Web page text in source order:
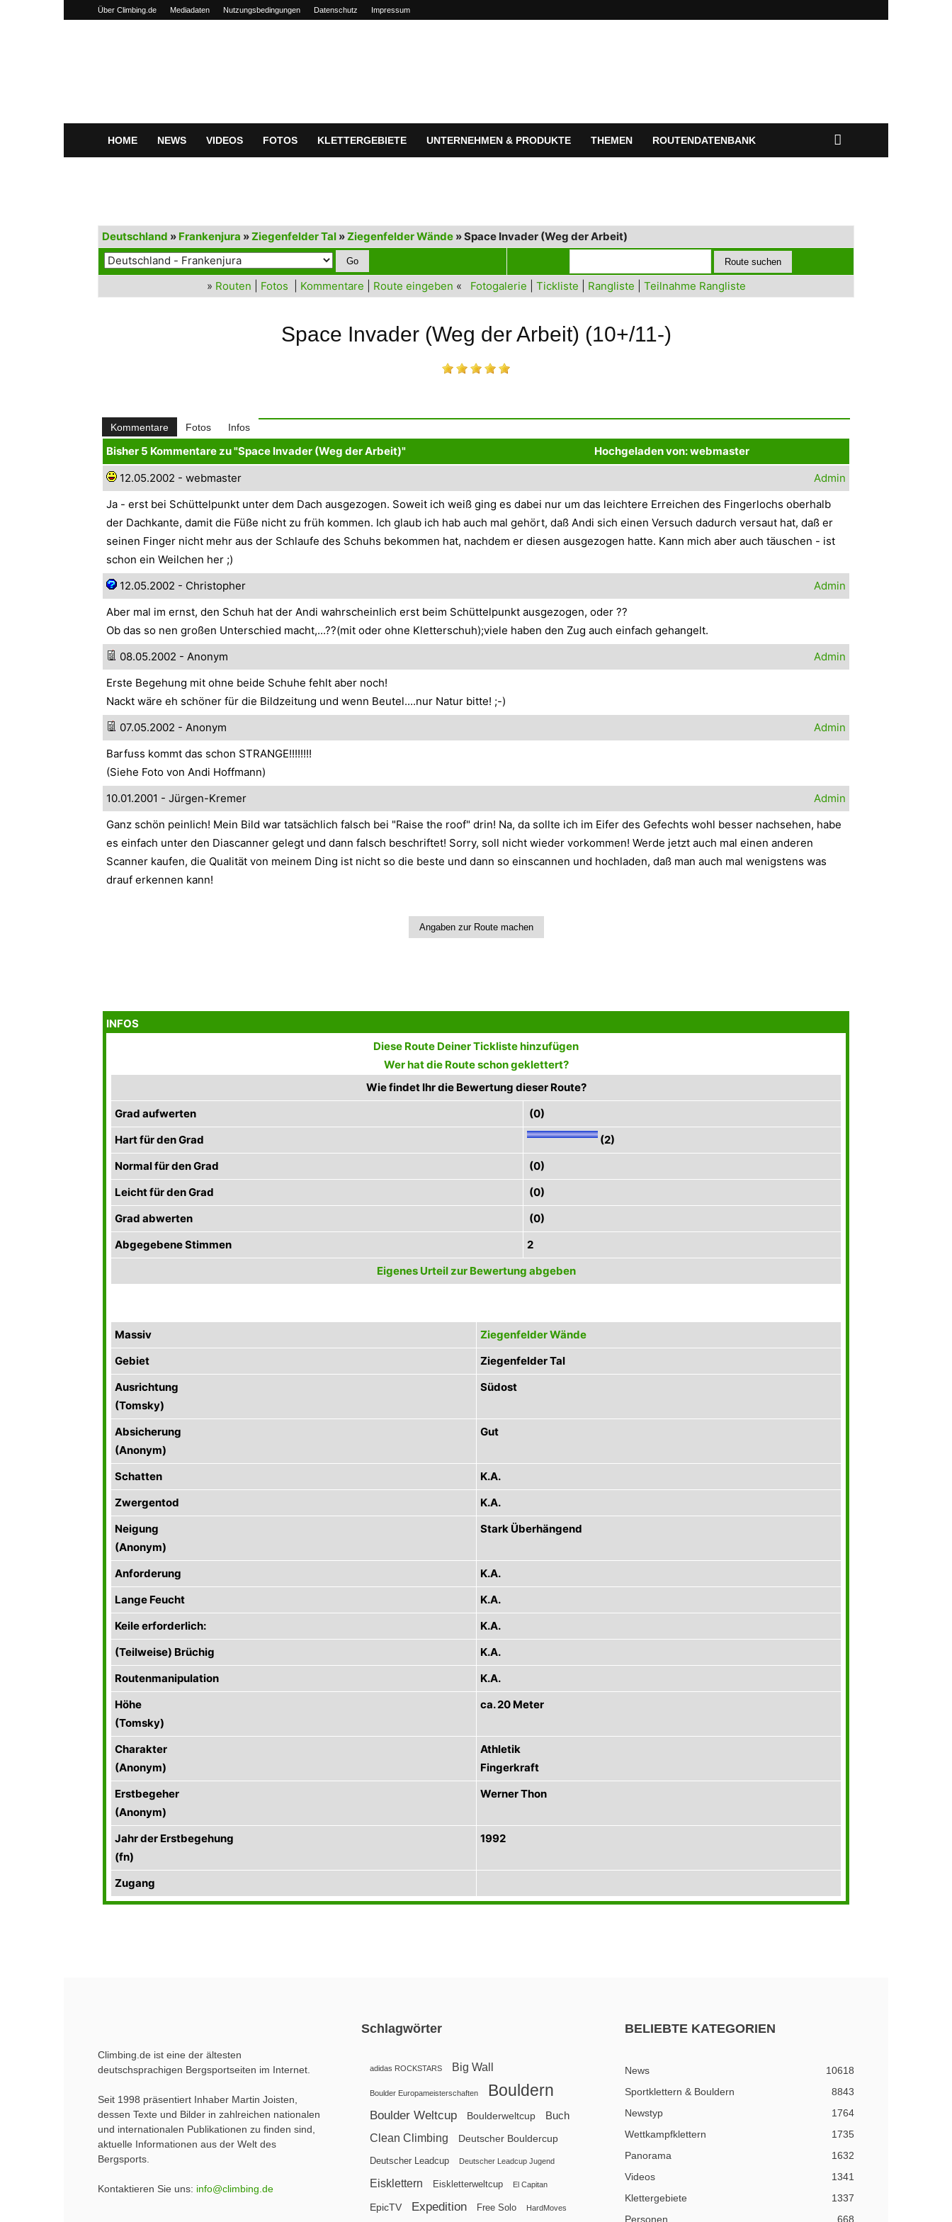
Über Climbing.de Mediadaten Nutzungsbedingungen Datenschutz Impressum
HOME NEWS VIDEOS FOTOS KLETTERGEBIETE UNTERNEHMEN & PRODUKTE THEMEN ROUTENDATENBANK
Deutschland » Frankenjura »Ziegenfelder Tal »Ziegenfelder Wände » Space Invader (Weg der Arbeit)
» Routen Fotos Kommentare Route eingeben « Fotogalerie Tickliste Rangliste Teilnahme Rangliste
Space Invader (Weg der Arbeit) (10+/11-)
Kommentare Fotos Infos
Bisher 5 Kommentare zu "Space Invader (Weg der Arbeit)"
Hochgeladen von: webmaster
12.05.2002 - webmaster
Admin
Ja - erst bei Schüttelpunkt unter dem Dach ausgezogen. Soweit ich weiß ging es dabei nur um das leichtere Erreichen des Fingerlochs oberhalb
der Dachkante, damit die Füße nicht zu früh kommen. Ich glaub ich hab auch mal gehört, daß Andi sich einen Versuch dadurch versaut hat, daß er
seinen Finger nicht mehr aus der Schlaufe des Schuhs bekommen hat, nachdem er diesen ausgezogen hatte. Kann mich aber auch täuschen - ist
schon ein Weilchen her ;)
12.05.2002 - Christopher
Admin
Aber mal im ernst, den Schuh hat der Andi wahrscheinlich erst beim Schüttelpunkt ausgezogen, oder ??
Ob das so nen großen Unterschied macht,...??(mit oder ohne Kletterschuh);viele haben den Zug auch einfach gehangelt.
08.05.2002 - Anonym
Admin
Erste Begehung mit ohne beide Schuhe fehlt aber noch!
Nackt wäre eh schöner für die Bildzeitung und wenn Beutel....nur Natur bitte! ;-)
07.05.2002 - Anonym
Admin
Barfuss kommt das schon STRANGE!!!!!!!!
(Siehe Foto von Andi Hoffmann)
10.01.2001 - Jürgen-Kremer
Admin
Ganz schön peinlich! Mein Bild war tatsächlich falsch bei "Raise the roof" drin! Na, da sollte ich im Eifer des Gefechts wohl besser nachsehen, habe
es einfach unter den Diascanner gelegt und dann falsch beschriftet! Sorry, soll nicht wieder vorkommen! Werde jetzt auch mal einen anderen
Scanner kaufen, die Qualität von meinem Ding ist nicht so die beste und dann so einscannen und hochladen, daß man auch mal wenigstens was
drauf erkennen kann!
INFOS
Diese Route Deiner Tickliste hinzufügen
Wer hat die Route schon geklettert?
Wie findet Ihr die Bewertung dieser Route?
Grad aufwerten
(0)
Hart für den Grad
(2)
Normal für den Grad
(0)
Leicht für den Grad
(0)
Grad abwerten
(0)
Abgegebene Stimmen
2
Eigenes Urteil zur Bewertung abgeben
Massiv
Ziegenfelder Wände
Gebiet
Ziegenfelder Tal
Ausrichtung
(Tomsky)
Südost
Absicherung
(Anonym)
Gut
Schatten
K.A.
Zwergentod
K.A.
Neigung
(Anonym)
Stark Überhängend
Anforderung
K.A.
Lange Feucht
K.A.
Keile erforderlich:
K.A.
(Teilweise) Brüchig
K.A.
Routenmanipulation
K.A.
Höhe
(Tomsky)
ca. 20 Meter
Charakter
(Anonym)
Athletik
Fingerkraft
Erstbegeher
(Anonym)
Werner Thon
Jahr der Erstbegehung
(fn)
1992
Zugang
Climbing.de ist eine der ältesten
deutschsprachigen Bergsportseiten im Internet.
Seit 1998 präsentiert Inhaber Martin Joisten,
dessen Texte und Bilder in zahlreichen nationalen
und internationalen Publikationen zu finden sind,
aktuelle Informationen aus der Welt des
Bergsports.
Kontaktieren Sie uns: info@climbing.de
Schlagwörter
adidas ROCKSTARS Big Wall
Boulder Europameisterschaften Bouldern
Boulder Weltcup Boulderweltcup Buch
Clean Climbing Deutscher Bouldercup
Deutscher Leadcup Deutscher Leadcup Jugend
Eisklettern Eiskletterweltcup El Capitan
EpicTV Expedition Free Solo HardMoves
BELIEBTE KATEGORIEN
News
10618
Sportklettern & Bouldern
8843
Newstyp
1764
Wettkampfklettern
1735
Panorama
1632
Videos
1341
Klettergebiete
1337
Personen
668